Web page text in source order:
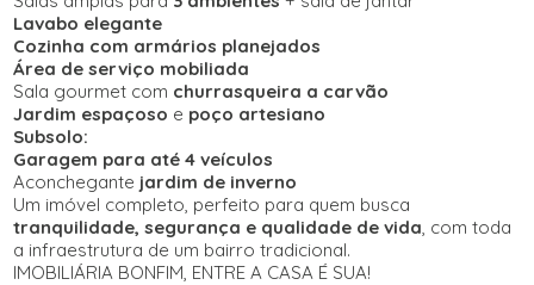
Lavabo elegante
Cozinha com armários planejados
Área de serviço mobiliada
Sala gourmet com churrasqueira a carvão
Jardim espaçoso e poço artesiano
Subsolo:
Garagem para até 4 veículos
Aconchegante jardim de inverno
Um imóvel completo, perfeito para quem busca
tranquilidade, segurança e qualidade de vida, com toda
a infraestrutura de um bairro tradicional.
IMOBILIÁRIA BONFIM, ENTRE A CASA É SUA!